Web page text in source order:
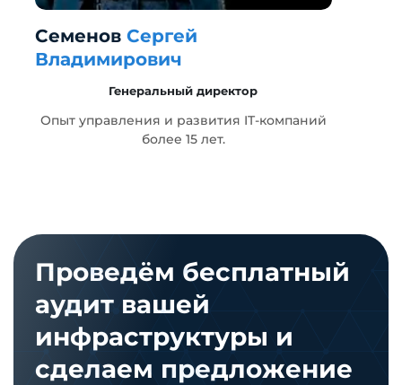
Семенов Сергей
Владимирович
Генеральный директор
Опыт управления и развития IT-компаний
более 15 лет.
Проведём бесплатный
аудит вашей
инфраструктуры и
сделаем предложение